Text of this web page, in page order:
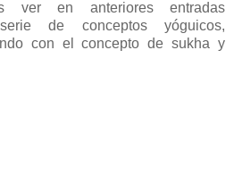
ver en anteriores entradas
de conceptos yóguicos,
con el concepto de sukha y